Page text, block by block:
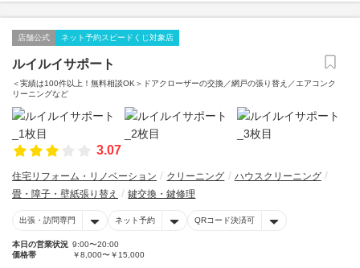
店舗公式 ネット予約スピードくじ対象店
ルイルイサポート
＜実績は100件以上！無料相談OK＞ドアクローザーの交換／網戸の張り替え／エアコンク
リーニングなど
3.07
住宅リフォーム・リノベーション クリーニング
ハウスクリーニング
畳・障子・壁紙張り替え
鍵交換・鍵修理
出張・訪問専門 ネット予約 QRコード決済可
本日の営業状況 9:00〜20:00
価格帯
￥8,000〜￥15,000